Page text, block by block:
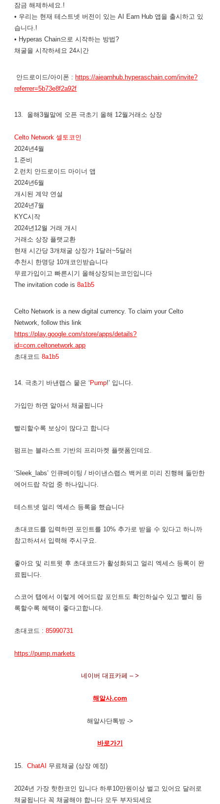
잠금 해제하세요.!
• 우리는 현재 테스트넷 버전이 있는 AI Earn Hub 앱을 출시하고 있
습니다.!
• Hyperas Chain으로 시작하는 방법?
채굴을 시작하세요 24시간
안드로이드/아이폰 :https://aiearnhub.hyperaschain.com/invite?
referrer=5b73e8f2a92f
13. 올해3월말에 오픈 극초기 올해 12월거래소 상장
Celto Network 셀토코인
2024년4월
1.준비
2.런치 안드로이드 마이너 앱
2024년6월
개시된 계약 연설
2024년7월
KYC시작
2024년12월 거래 개시
거래소 상장 플랫교환
현재 시간당 3개채굴 상장가 1달러~5달러
추천시 한명당 10개코인받습니다
무료가입이고 빠른시기 올해상장되는코인입니다
The invitation code is8a1b5
Celto Network is a new digital currency. To claim your Celto
Network, follow this link
https://play.google.com/store/apps/details?
id=com.celtonetwork.app
초대코드8a1b5
14. 극초기 바낸랩스 뭍은 ‘ Pump!’ 입니다.
가입만 하면 알아서 채굴됩니다
​빨리할수록 보상이 많다고 합니다
펌프는 블라스트 기반의 프리마켓 플랫폼인데요.
‘Sleek_labs’ 인큐베이팅 / 바이낸스랩스 백커로 미리 진행해 둘만한
에어드랍 작업 중 하나입니다.
​테스트넷 얼리 엑세스 등록을 했습니다
초대코드를 입력하면 포인트를 10% 추가로 받을 수 있다고 하니까
참고하셔서 입력해 주시구요.
좋아요 및 리트윗 후 초대코드가 활성화되고 얼리 엑세스 등록이 완
료됩니다.
스코어 탭에서 이렇게 에어드랍 포인트도 확인하실수 있고 빨리 등
록할수록 혜택이 좋다고합니다.
초대코드 :85990731
https://pump.markets
네이버 대표카페 – >
해알사.com
해알사단톡방 ->
바로가기
15.ChatAI 무료채굴 (상장 예정)
2024년 가장 핫한코인 입니다 하루10만원이상 벌고 있어요 달러로
채굴됩니다 꼭 채굴해야 합니다 모두 부자되세요